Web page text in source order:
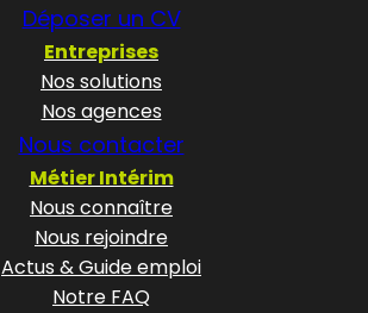
Déposer un CV
Entreprises
Nos solutions
Nos agences
Nous contacter
Métier Intérim
Nous connaître
Nous rejoindre
Actus & Guide emploi
Notre FAQ